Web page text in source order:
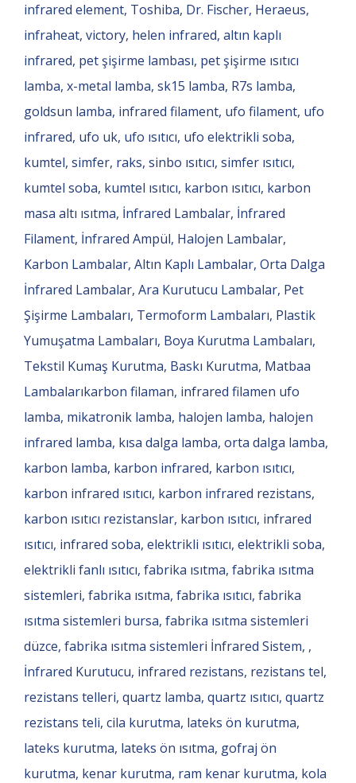
infrared element, Toshiba, Dr. Fischer, Heraeus,
infraheat, victory, helen infrared, altın kaplı
infrared, pet şişirme lambası, pet şişirme ısıtıcı
lamba, x-metal lamba, sk15 lamba, R7s lamba,
goldsun lamba, infrared filament, ufo filament, ufo
infrared, ufo uk, ufo ısıtıcı, ufo elektrikli soba,
kumtel, simfer, raks, sinbo ısıtıcı, simfer ısıtıcı,
kumtel soba, kumtel ısıtıcı, karbon ısıtıcı, karbon
masa altı ısıtma, İnfrared Lambalar, İnfrared
Filament, İnfrared Ampül, Halojen Lambalar,
Karbon Lambalar, Altın Kaplı Lambalar, Orta Dalga
İnfrared Lambalar, Ara Kurutucu Lambalar, Pet
Şişirme Lambaları, Termoform Lambaları, Plastik
Yumuşatma Lambaları, Boya Kurutma Lambaları,
Tekstil Kumaş Kurutma, Baskı Kurutma, Matbaa
Lambalarıkarbon filaman, infrared filamen ufo
lamba, mikatronik lamba, halojen lamba, halojen
infrared lamba, kısa dalga lamba, orta dalga lamba,
karbon lamba, karbon infrared, karbon ısıtıcı,
karbon infrared ısıtıcı, karbon infrared rezistans,
karbon ısıtıcı rezistanslar, karbon ısıtıcı, infrared
ısıtıcı, infrared soba, elektrikli ısıtıcı, elektrikli soba,
elektrikli fanlı ısıtıcı, fabrika ısıtma, fabrika ısıtma
sistemleri, fabrika ısıtma, fabrika ısıtıcı, fabrika
ısıtma sistemleri bursa, fabrika ısıtma sistemleri
düzce, fabrika ısıtma sistemleri İnfrared Sistem, ,
İnfrared Kurutucu, infrared rezistans, rezistans tel,
rezistans telleri, quartz lamba, quartz ısıtıcı, quartz
rezistans teli, cila kurutma, lateks ön kurutma,
lateks kurutma, lateks ön ısıtma, gofraj ön
kurutma, kenar kurutma, ram kenar kurutma, kola